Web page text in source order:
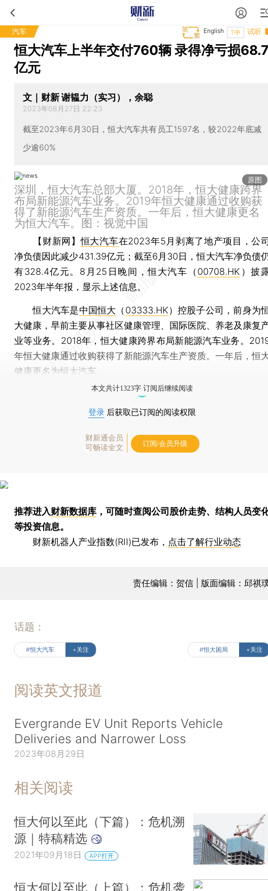
汽车 试听
T中
English
恒大汽车上半年交付760辆 录得净亏损68.7
亿元
文｜财新 谢韫力（实习），余聪
2023年08月27日 22:23
截至2023年6月30日，恒大汽车共有员工1597名，较2022年底减
少逾60%
原图
深圳，恒大汽车总部大厦。2018年，恒大健康跨界
布局新能源汽车业务。2019年恒大健康通过收购获
得了新能源汽车生产资质。一年后，恒大健康更名
为恒大汽车。图：视觉中国
【财新网】恒大汽车在2023年5月剥离了地产项目，公司
净负债因此减少431.39亿元；截至6月30日，恒大汽车净负债
有328.4亿元。8月25日晚间，恒大汽车（ 00708.HK ）披
2023年半年报，显示上述信息。
恒大汽车是中国恒大 （ 03333.HK）控股子公司，前身为
大健康，早前主要从事社区健康管理、国际医院、养老及康复
业等业务。2018年，恒大健康跨界布局新能源汽车业务。
年恒大健康通过收购获得了新能源汽车生产资质。一年后，恒
健康更名为恒大汽车。
本文共计1323字 订阅后继续阅读
登录 后获取已订阅的阅读权限
财新通会员
可畅读全文
订阅/会员升级
推荐进入财新数据库 ，可随时查阅公司股价走势、结构人员变
等投资信息。
财新机器人产业指数(RII)已发布， 点击了解行业动态
责任编辑：贺信 | 版面编辑：邱祺
话题：
#恒大汽车 +关注 #恒大困局 +关注
阅读英文报道
Evergrande EV Unit Reports Vehicle
Deliveries and Narrower Loss
2023年08月29日
相关阅读
恒大何以至此（下篇）：危机溯
源｜特稿精选
2021年09月18日 APP打开
恒大何以至此（上篇）：危机袭